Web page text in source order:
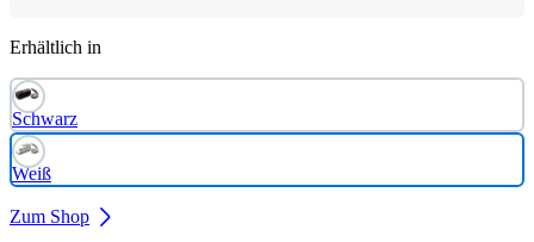
Erhältlich in
Schwarz
Weiß
Zum Shop